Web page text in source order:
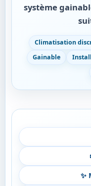
système
Climatisation
Gainable
✨